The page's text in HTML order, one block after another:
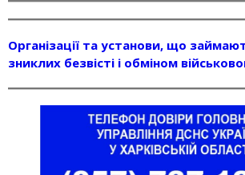
Організації та установи, що
зниклих безвісті і обміном